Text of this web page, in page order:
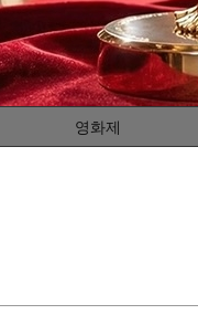
영화제